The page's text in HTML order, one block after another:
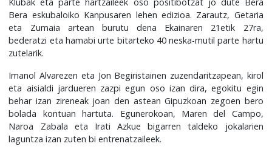
Bera eskubaloiko Kanpusaren lehen edizioa. Zarautz, Getaria
eta Zumaia artean burutu dena Ekainaren 21etik 27ra,
bederatzi eta hamabi urte bitarteko 40 neska-mutil parte hartu
zutelarik.
Imanol Alvarezen eta Jon Begiristainen zuzendaritzapean, kirol
eta aisialdi jardueren zazpi egun oso izan dira, egokitu egin
behar izan zireneak joan den astean Gipuzkoan zegoen bero
bolada kontuan hartuta. Egunerokoan, Maren del Campo,
Naroa Zabala eta Irati Azkue bigarren taldeko jokalarien
laguntza izan zuten bi entrenatzaileek.